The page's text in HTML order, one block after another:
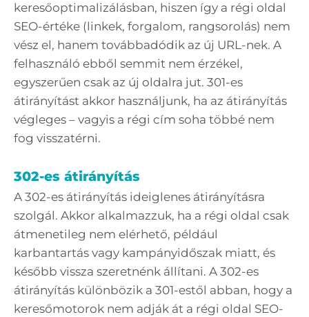
keresőoptimalizálásban, hiszen így a régi oldal
SEO-értéke (linkek, forgalom, rangsorolás) nem
vész el, hanem továbbadódik az új URL-nek. A
felhasználó ebből semmit nem érzékel,
egyszerűen csak az új oldalra jut. 301-es
átirányítást akkor használjunk, ha az átirányítás
végleges – vagyis a régi cím soha többé nem
fog visszatérni.
302-es átirányítás
A 302-es átirányítás ideiglenes átirányításra
szolgál. Akkor alkalmazzuk, ha a régi oldal csak
átmenetileg nem elérhető, például
karbantartás vagy kampányidőszak miatt, és
később vissza szeretnénk állítani. A 302-es
átirányítás különbözik a 301-estől abban, hogy a
keresőmotorok nem adják át a régi oldal SEO-